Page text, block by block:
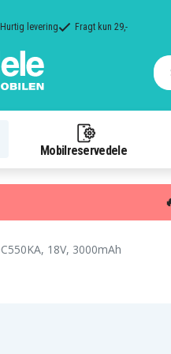
Hurtig levering Fragt kun 29,-
Mobilreservedele
18V, 3000mAh